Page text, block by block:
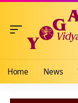
Home News